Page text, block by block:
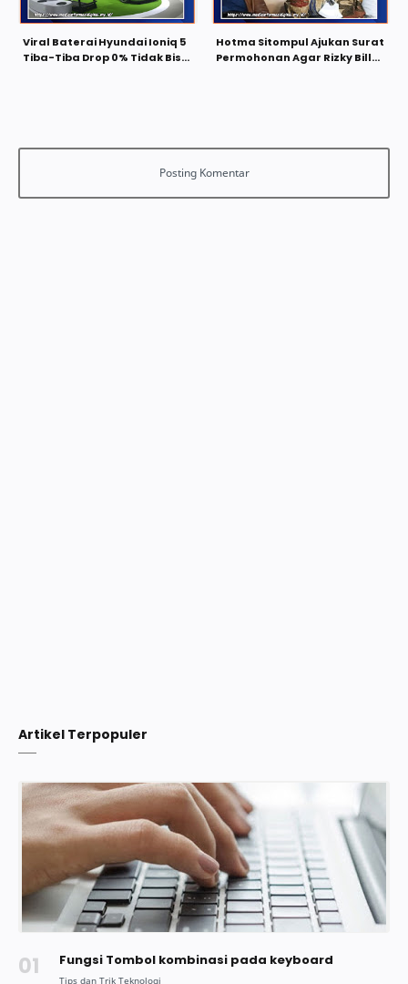
Viral Baterai Hyundai Ioniq 5
Tiba-Tiba Drop 0% Tidak Bisa
Hotma Sitompul Ajukan Surat
Permohonan Agar Rizky Billar
Artikel Terpopuler
Fungsi Tombol kombinasi pada keyboard